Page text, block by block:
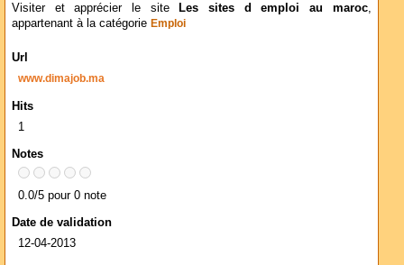
Visiter et apprécier le site Les sites d emploi au maroc,
appartenant à la catégorie Emploi
Url
www.dimajob.ma
Hits
1
Notes
0.0/5 pour 0 note
Date de validation
12-04-2013